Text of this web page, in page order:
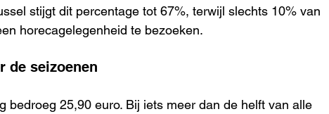
stijgt dit percentage tot 67%, terwijl slechts 10% van
horecagelegenheid te bezoeken.
de seizoenen
bedroeg 25,90 euro. Bij iets meer dan de helft van alle